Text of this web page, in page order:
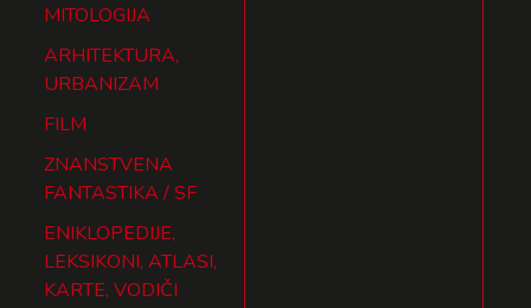
MITOLOGIJA
ARHITEKTURA,
URBANIZAM
FILM
ZNANSTVENA
FANTASTIKA / SF
ENIKLOPEDIJE,
LEKSIKONI, ATLASI,
KARTE, VODIČI